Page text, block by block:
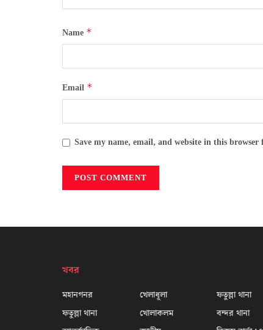
Name *
Email *
Save my name, email, and website in this
খবর
মহানগনর
ফতুল্লা থানা
খেলাধূলা
খোলাকলম
ফতুল্লা থানা
বন্দর থানা